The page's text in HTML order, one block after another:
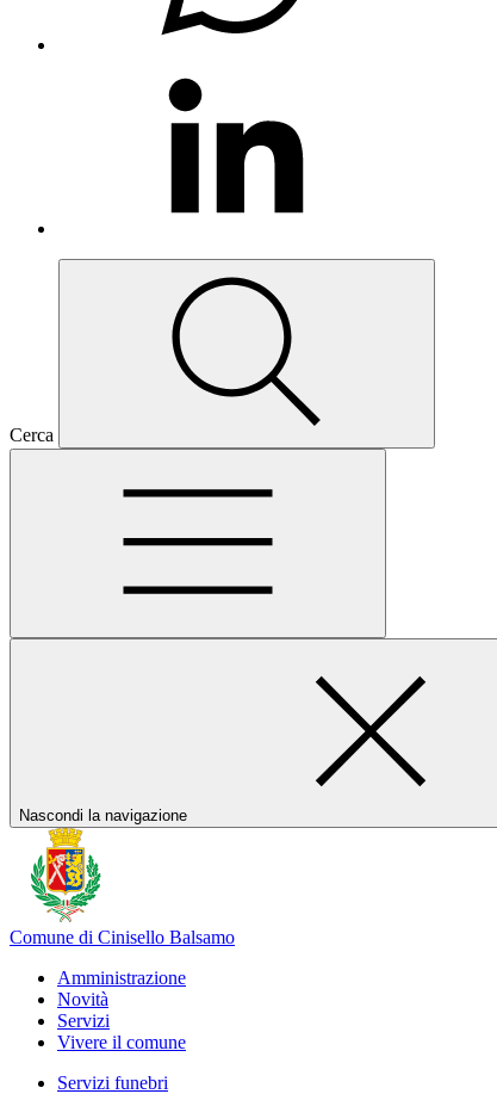
Cerca
Nascondi la navigazione
Comune di Cinisello Balsamo
Amministrazione
Novità
Servizi
Vivere il comune
Servizi funebri